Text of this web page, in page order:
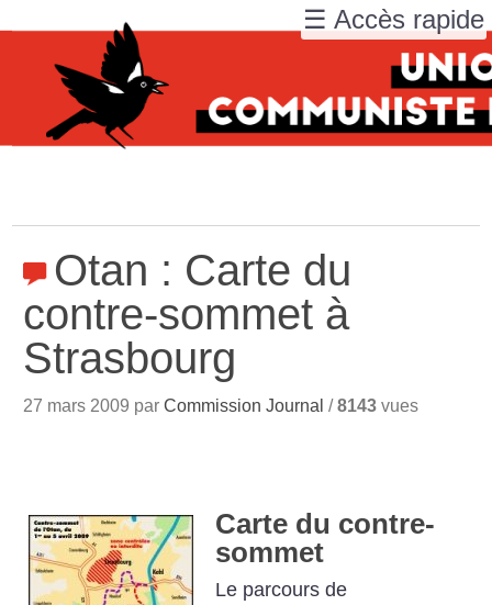
Otan : Carte du
contre-sommet à
Strasbourg
27 mars 2009 parCommission Journal /8143 vues
Carte du contre-
sommet
Le parcours de
☰ Accès rapide